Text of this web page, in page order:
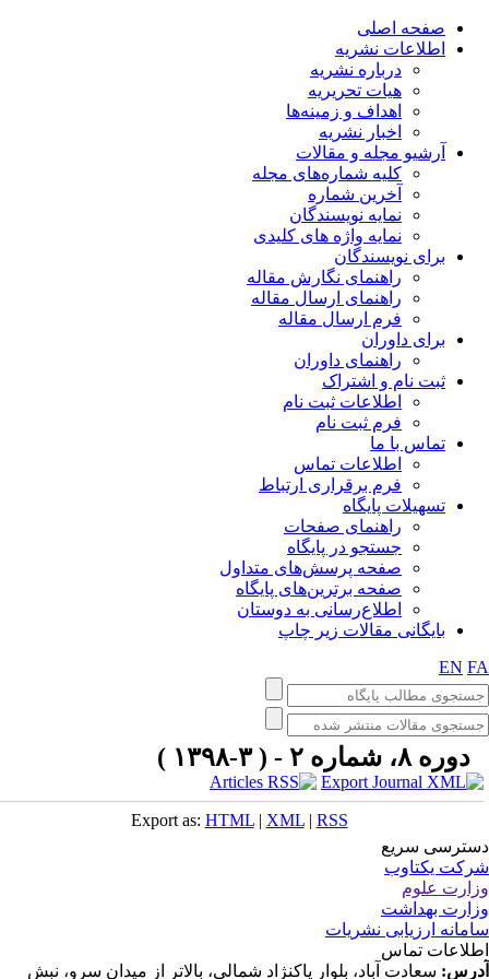
صفحه اصلی
اطلاعات نشریه
درباره نشریه
هیات تحریریه
اهداف و زمینه‌ها
اخبار نشریه
آرشیو مجله و مقالات
کلیه شماره‌های مجله
آخرین شماره
نمایه نویسندگان
نمایه واژه های کلیدی
برای نویسندگان
راهنمای نگارش مقاله
راهنمای ارسال مقاله
فرم ارسال مقاله
برای داوران
راهنمای داوران
ثبت نام و اشتراک
اطلاعات ثبت نام
فرم ثبت نام
تماس با ما
اطلاعات تماس
فرم برقراری ارتباط
تسهیلات پایگاه
راهنمای صفحات
جستجو در پایگاه
صفحه پرسش‌های متداول
صفحه برترین‌های پایگاه
اطلاع‌رسانی به دوستان
بایگانی مقالات زیر چاپ
EN
دوره ۸، شماره ۲ - ( ۳-۱۳۹۸ )
Export as:HTML |XML |RSS
سریع
یکتاوب
علوم
بهداشت
ارزیابی نشریات
تماس
سعادت آباد، بلوار پاکنژاد شمالی، بالاتر از میدان سرو، نبش